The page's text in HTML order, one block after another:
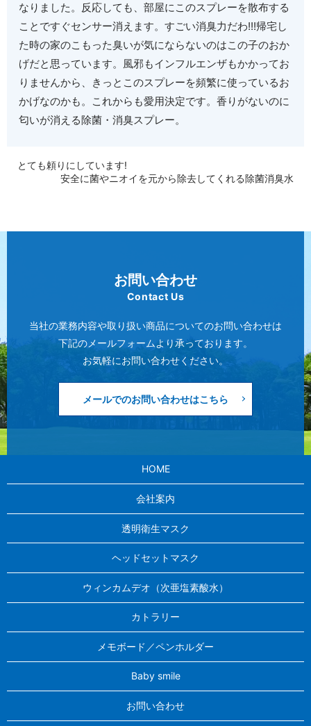
なりました。反応しても、部屋にこのスプレーを散布する
ことですぐセンサー消えます。すごい消臭力だわ!!!帰宅し
た時の家のこもった臭いが気にならないのはこの子のおか
げだと思っています。風邪もインフルエンザもかかってお
りませんから、きっとこのスプレーを頻繁に使っているお
かげなのかも。これからも愛用決定です。香りがないのに
匂いが消える除菌・消臭スプレー。
とても頼りにしています!
安全に菌やニオイを元から除去してくれる除菌消臭水
お問い合わせ
Contact Us
当社の業務内容や取り扱い商品についてのお問い合わせは
下記のメールフォームより承っております。
お気軽にお問い合わせください。
メールでのお問い合わせはこちら
HOME
会社案内
透明衛生マスク
ヘッドセットマスク
ウィンカムデオ（次亜塩素酸水）
カトラリー
メモボード／ペンホルダー
Baby smile
お問い合わせ